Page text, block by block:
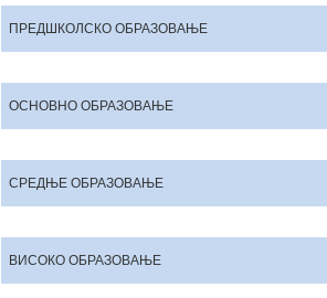
ПРЕДШКОЛСКО ОБРАЗОВАЊЕ
ОСНОВНО ОБРАЗОВАЊЕ
СРЕДЊЕ ОБРАЗОВАЊЕ
ВИСОКО ОБРАЗОВАЊЕ